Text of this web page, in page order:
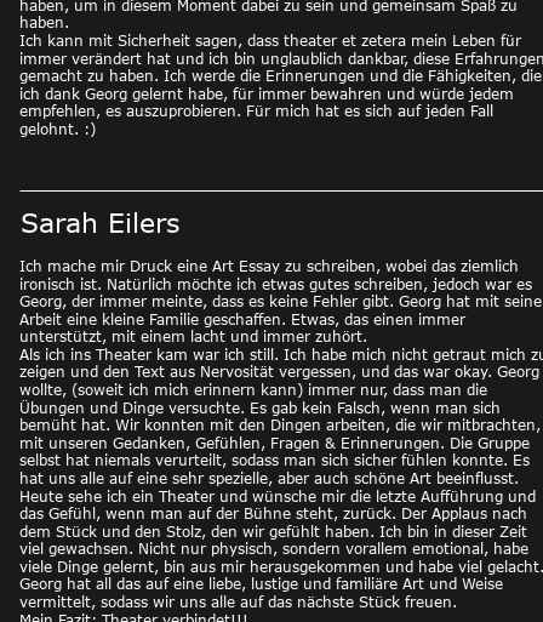
haben, um in diesem Moment dabei zu sein und gemeinsam Spaß zu
haben.
Ich kann mit Sicherheit sagen, dass theater et zetera mein Leben für
immer verändert hat und ich bin unglaublich dankbar, diese
gemacht zu haben. Ich werde die Erinnerungen und die Fähigkeiten,
ich dank Georg gelernt habe, für immer bewahren und würde jedem
empfehlen, es auszuprobieren. Für mich hat es sich auf jeden Fall
gelohnt. :)
Sarah Eilers
Ich mache mir Druck eine Art Essay zu schreiben, wobei das ziemlich
ironisch ist. Natürlich möchte ich etwas gutes schreiben, jedoch war es
Georg, der immer meinte, dass es keine Fehler gibt. Georg hat mit
Arbeit eine kleine Familie geschaffen. Etwas, das einen immer
unterstützt, mit einem lacht und immer zuhört.
Als ich ins Theater kam war ich still. Ich habe mich nicht getraut mich
zeigen und den Text aus Nervosität vergessen, und das war okay. Georg
wollte, (soweit ich mich erinnern kann) immer nur, dass man die
Übungen und Dinge versuchte. Es gab kein Falsch, wenn man sich
bemüht hat. Wir konnten mit den Dingen arbeiten, die wir
mit unseren Gedanken, Gefühlen, Fragen & Erinnerungen. Die Gruppe
selbst hat niemals verurteilt, sodass man sich sicher fühlen konnte. Es
hat uns alle auf eine sehr spezielle, aber auch schöne Art beeinflusst.
Heute sehe ich ein Theater und wünsche mir die letzte Aufführung und
das Gefühl, wenn man auf der Bühne steht, zurück. Der Applaus nach
dem Stück und den Stolz, den wir gefühlt haben. Ich bin in dieser Zeit
viel gewachsen. Nicht nur physisch, sondern vorallem emotional, habe
viele Dinge gelernt, bin aus mir herausgekommen und habe viel
Georg hat all das auf eine liebe, lustige und familiäre Art und Weise
vermittelt, sodass wir uns alle auf das nächste Stück freuen.